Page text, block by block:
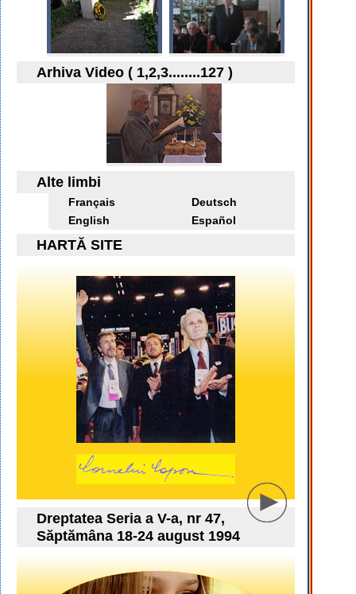
Arhiva Video ( 1,2,3........127 )
Alte limbi
Français
Deutsch
English
Español
HARTĂ SITE
Dreptatea Seria a V-a, nr 47,
Săptămâna 18-24 august 1994